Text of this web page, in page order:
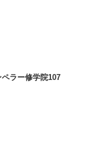
ラー修学院107